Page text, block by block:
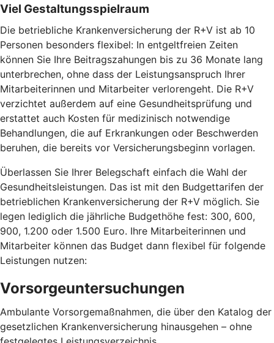
Viel Gestaltungsspielraum
Die betriebliche Krankenversicherung der R+V ist ab 10
Personen besonders flexibel: In entgeltfreien Zeiten
können Sie Ihre Beitragszahungen bis zu 36 Monate lang
unterbrechen, ohne dass der Leistungsanspruch Ihrer
Mitarbeiterinnen und Mitarbeiter verlorengeht. Die R+V
verzichtet außerdem auf eine Gesundheitsprüfung und
erstattet auch Kosten für medizinisch notwendige
Behandlungen, die auf Erkrankungen oder Beschwerden
beruhen, die bereits vor Versicherungsbeginn vorlagen.
Überlassen Sie Ihrer Belegschaft einfach die Wahl der
Gesundheitsleistungen. Das ist mit den Budgettarifen der
betrieblichen Krankenversicherung der R+V möglich. Sie
legen lediglich die jährliche Budgethöhe fest: 300, 600,
900, 1.200 oder 1.500 Euro. Ihre Mitarbeiterinnen und
Mitarbeiter können das Budget dann flexibel für folgende
Leistungen nutzen:
Vorsorgeuntersuchungen
Ambulante Vorsorgemaßnahmen, die über den Katalog der
gesetzlichen Krankenversicherung hinausgehen – ohne